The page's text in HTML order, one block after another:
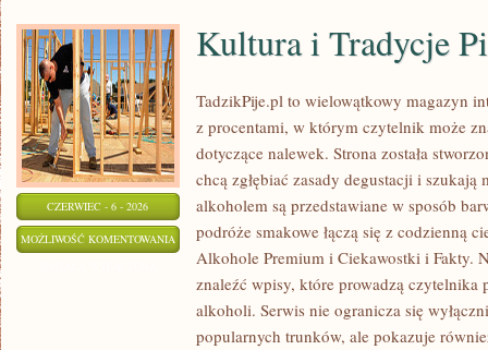
CZERWIEC - 6 - 2026
MOŻLIWOŚĆ KOMENTOWANIA KULTURA
TRADYCJE
PICIE
Kultura i Tradycje
TadzikPije.pl to wielowątkowy magazyn
z procentami, w którym czytelnik może
dotyczące nalewek. Strona została
chcą zgłębiać zasady degustacji i
alkoholem są przedstawiane w sposób
podróże smakowe łączą się z codzienną
Alkohole Premium i Ciekawostki i Fakty.
znaleźć wpisy, które prowadzą czytelnika
alkoholi. Serwis nie ogranicza się
popularnych trunków, ale pokazuje